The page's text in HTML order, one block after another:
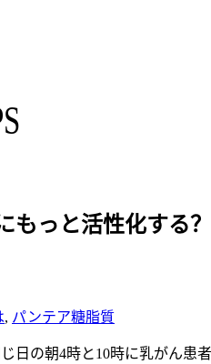
もっと活性化する
, パンテア糖脂質
じ日の朝4時と10時に乳がん